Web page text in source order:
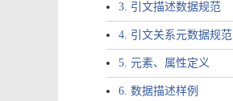
3. 引文描述数据规范
4. 引文关系元数据规范
5. 元素、属性定义
6. 数据描述样例